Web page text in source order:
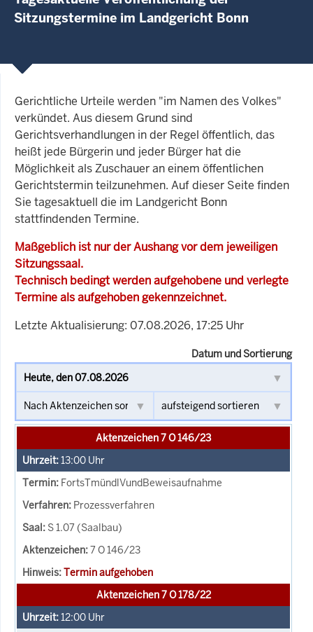
Sitzungstermine im Landgericht Bonn
Gerichtliche Urteile werden "im Namen des Volkes"
verkündet. Aus diesem Grund sind
Gerichtsverhandlungen in der Regel öffentlich, das
heißt jede Bürgerin und jeder Bürger hat die
Möglichkeit als Zuschauer an einem öffentlichen
Gerichtstermin teilzunehmen. Auf dieser Seite finden
Sie tagesaktuell die im Landgericht Bonn
stattfindenden Termine.
Maßgeblich ist nur der Aushang vor dem jeweiligen
Sitzungssaal.
Technisch bedingt werden aufgehobene und verlegte
Termine als aufgehoben gekennzeichnet.
Letzte Aktualisierung: 07.08.2026, 17:25 Uhr
Datum und Sortierung
Aktenzeichen 7 O 146/23
13:00 Uhr
FortsTmündlVundBeweisaufnahme
Prozessverfahren
S 1.07 (Saalbau)
7 O 146/23
Termin aufgehoben
Aktenzeichen 7 O 178/22
12:00 Uhr